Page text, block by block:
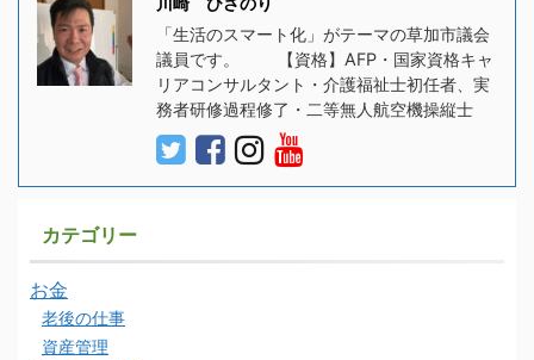
「生活のスマート化」がテーマの草加市議会
議員です。 【資格】AFP・国家資格キャ
リアコンサルタント・介護福祉士初任者、実
務者研修過程修了・二等無人航空機操縦士
カテゴリー
お金
老後の仕事
資産管理